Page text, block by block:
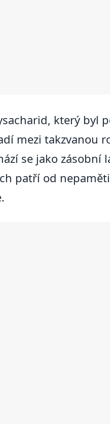
který byl
mezi takzvanou
se jako
patří od